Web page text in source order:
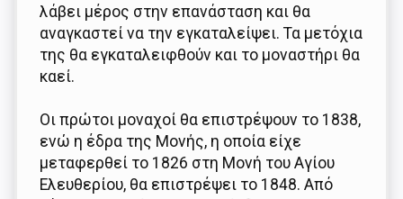
λάβει μέρος στην επανάσταση και θα
αναγκαστεί να την εγκαταλείψει. Τα μετόχια
της θα εγκαταλειφθούν και το μοναστήρι θα
καεί.
Οι πρώτοι μοναχοί θα επιστρέψουν το 1838,
ενώ η έδρα της Μονής, η οποία είχε
μεταφερθεί το 1826 στη Μονή του Αγίου
Ελευθερίου, θα επιστρέψει το 1848. Από